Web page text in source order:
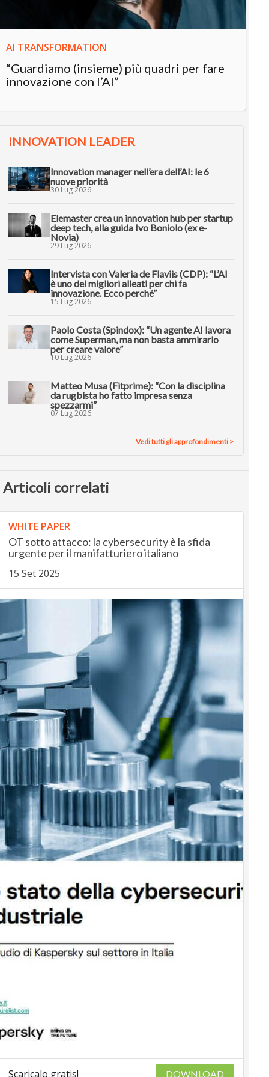
AI TRANSFORMATION
“Guardiamo (insieme) più quadri per fare
innovazione con l’AI”
INNOVATION LEADER
Innovation manager nell’era dell’AI: le 6
nuove priorità
30 Lug 2026
Elemaster crea un innovation hub per startup
deep tech, alla guida Ivo Boniolo (ex e-
Novia)
29 Lug 2026
Intervista con Valeria de Flaviis (CDP): “L’AI
è uno dei migliori alleati per chi fa
innovazione. Ecco perché”
15 Lug 2026
Paolo Costa (Spindox): “Un agente AI lavora
come Superman, ma non basta ammirarlo
per creare valore”
10 Lug 2026
Matteo Musa (Fitprime): “Con la disciplina
da rugbista ho fatto impresa senza
spezzarmi”
07 Lug 2026
Vedi tutti gli approfondimenti >
Articoli correlati
WHITE PAPER
OT sotto attacco: la cybersecurity è la sfida
urgente per il manifatturiero italiano
15 Set 2025
Scaricalo gratis! DOWNLOAD